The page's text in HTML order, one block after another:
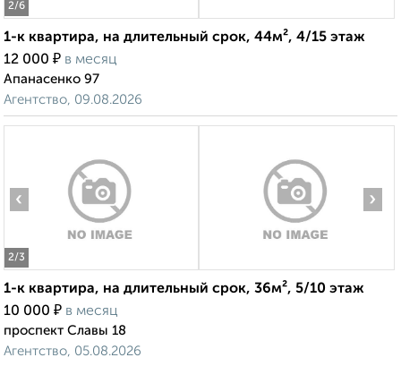
2/6
1-к квартира, на длительный срок, 44м², 4/15 этаж
12 000 ₽ в месяц
Апанасенко 97
Агентство, 09.08.2026
2/3
‹ ›
1-к квартира, на длительный срок, 36м², 5/10 этаж
10 000 ₽ в месяц
проспект Славы 18
Агентство, 05.08.2026